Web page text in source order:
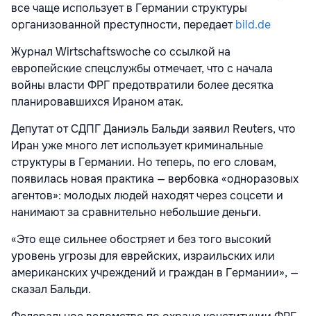
все чаще использует в Германии структуры
организованной преступности, передаетbild.de
Журнал Wirtschaftswoche со ссылкой на
европейские спецслужбы отмечает, что с начала
войны власти ФРГ предотвратили более десятка
планировавшихся Ираном атак.
Депутат от СДПГ Даниэль Бальди заявил Reuters, что
Иран уже много лет использует криминальные
структуры в Германии. Но теперь, по его словам,
появилась новая практика — вербовка «одноразовых
агентов»: молодых людей находят через соцсети и
нанимают за сравнительно небольшие деньги.
«Это еще сильнее обостряет и без того высокий
уровень угрозы для еврейских, израильских или
американских учреждений и граждан в Германии», —
сказал Бальди.